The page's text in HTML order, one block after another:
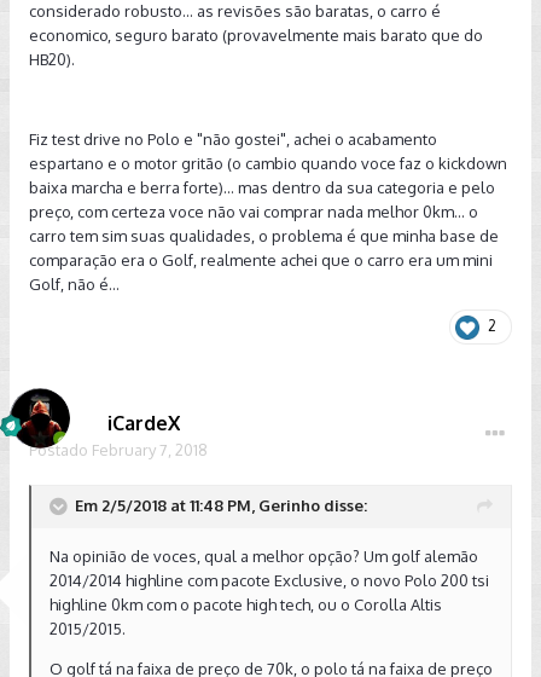
considerado robusto... as revisões são baratas, o carro é
economico, seguro barato (provavelmente mais barato que do
HB20).
Fiz test drive no Polo e "não gostei", achei o acabamento
espartano e o motor gritão (o cambio quando voce faz o kickdown
baixa marcha e berra forte)... mas dentro da sua categoria e pelo
preço, com certeza voce não vai comprar nada melhor 0km... o
carro tem sim suas qualidades, o problema é que minha base de
comparação era o Golf, realmente achei que o carro era um mini
Golf, não é...
2
iCardeX
Postado February 7, 2018
Em 2/5/2018 at 11:48 PM, Gerinho disse:
Na opinião de voces, qual a melhor opção? Um golf alemão
2014/2014 highline com pacote Exclusive, o novo Polo 200 tsi
highline 0km com o pacote high tech, ou o Corolla Altis
2015/2015.
O golf tá na faixa de preço de 70k, o polo tá na faixa de preço